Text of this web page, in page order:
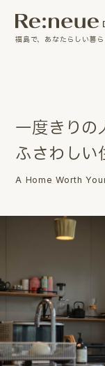
福島で、あなたらしい暮ら
一度き りの
ふさわ しい
A Home Worth